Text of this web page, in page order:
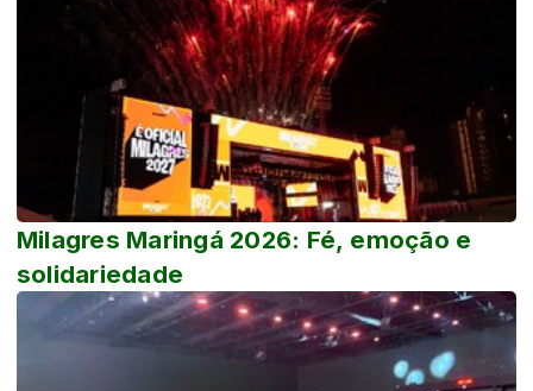
Milagres Maringá 2026: Fé, emoção e
solidariedade